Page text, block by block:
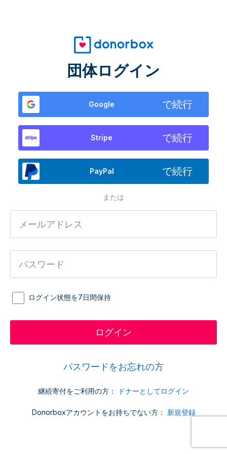
団体ログイン
Google で続行
Stripe で続行
PayPal で続行
または
ログイン状態を7日間保持
パスワードをお忘れの方
継続寄付をご利用の方： ドナーとしてログイン
Donorboxアカウントをお持ちでない方： 新規登録